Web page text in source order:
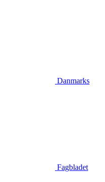
Danmarks
Fagbladet